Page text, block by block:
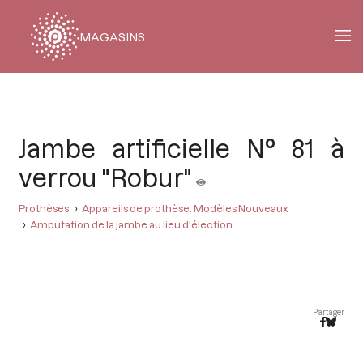
MAGASINS
Jambe artificielle N° 81 à
verrou "Robur"
Prothèses
Appareils de prothèse. Modèles Nouveaux
Amputation de la jambe au lieu d'élection
Partager